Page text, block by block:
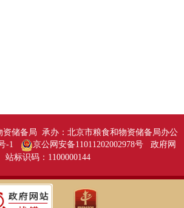
资储备局 承办：北京市粮食和物资储备局办公
-1
京公网安备11011202002978号政府网
站标识码：1100000144